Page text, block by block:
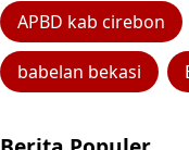
APBD kab cirebon
babelan bekasi